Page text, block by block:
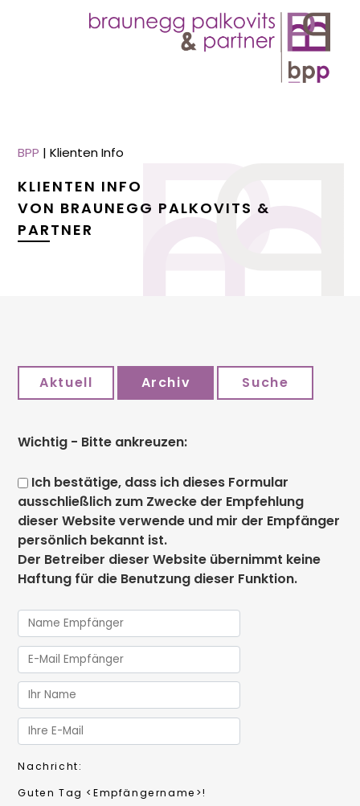
BPP |Klienten Info
KLIENTEN INFO
VON BRAUNEGG PALKOVITS &
PARTNER
Aktuell Archiv Suche
Wichtig - Bitte ankreuzen:
Ich bestätige, dass ich dieses Formular
ausschließlich zum Zwecke der Empfehlung
dieser Website verwende und mir der Empfänger
persönlich bekannt ist.
Der Betreiber dieser Website übernimmt keine
Haftung für die Benutzung dieser Funktion.
Nachricht:
Guten Tag <Empfängername>!